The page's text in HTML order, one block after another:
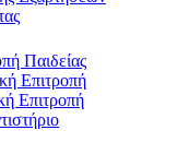
Παιδείας
Επιτροπή
Επιτροπή